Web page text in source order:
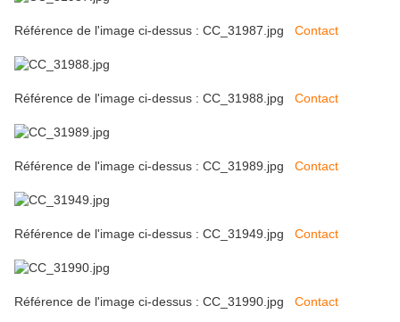
Référence de l'image ci-dessus : CC_31987.jpg Contact
Référence de l'image ci-dessus : CC_31988.jpg Contact
Référence de l'image ci-dessus : CC_31989.jpg Contact
Référence de l'image ci-dessus : CC_31949.jpg Contact
Référence de l'image ci-dessus : CC_31990.jpg Contact